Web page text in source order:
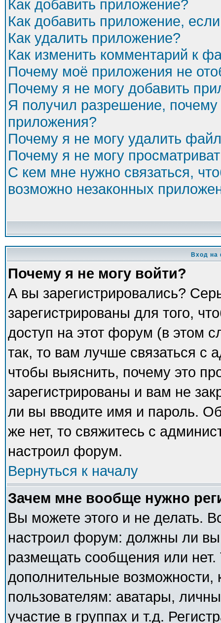
Как добавить приложение?
Как добавить приложение,
Как удалить приложение?
Как изменить комментарий к
Почему моё приложения не
Почему я не могу добавить
Я получил разрешение,
приложения?
Почему я не могу удалить
Почему я не могу
С кем мне нужно связаться,
возможно незаконных
Вход на
Почему я не могу войти?
А вы зарегистрировались?
зарегистрированы для того,
доступ на этот форум (в этом
так, то вам лучше связаться с
чтобы выяснить, почему это
зарегистрированы и вам не
ли вы вводите имя и пароль.
же нет, то свяжитесь с
настроил форум.
Вернуться к началу
Зачем мне вообще нужно
Вы можете этого и не делать.
настроил форум: должны ли вы
размещать сообщения или
дополнительные
пользователям: аватары,
участие в группах и т.д.